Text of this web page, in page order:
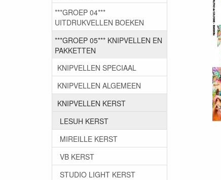
***GROEP 04***
UITDRUKVELLEN BOEKEN
***GROEP 05*** KNIPVELLEN EN
PAKKETTEN
KNIPVELLEN SPECIAAL
KNIPVELLEN ALGEMEEN
KNIPVELLEN KERST
LESUH KERST
MIREILLE KERST
VB KERST
STUDIO LIGHT KERST